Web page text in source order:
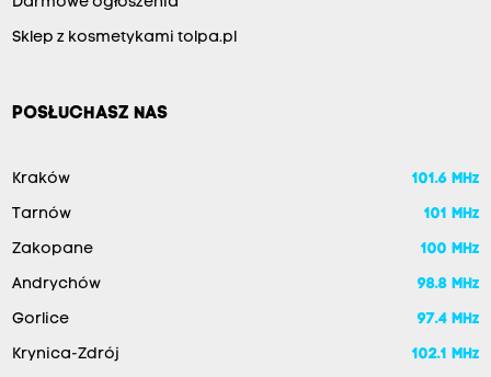
Sklep z kosmetykami tolpa.pl
POSŁUCHASZ NAS
Kraków 101.6 MHz
Tarnów 101 MHz
Zakopane 100 MHz
Andrychów 98.8 MHz
Gorlice 97.4 MHz
Krynica-Zdrój 102.1 MHz